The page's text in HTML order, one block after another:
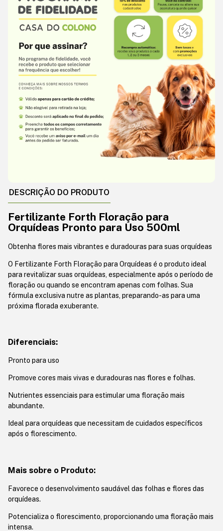
DESCRIÇÃO DO PRODUTO
Fertilizante Forth Floração para
Orquídeas Pronto para Uso 500ml
Obtenha flores mais vibrantes e duradouras para suas orquídeas
O Fertilizante Forth Floração para Orquídeas é o produto ideal
para revitalizar suas orquídeas, especialmente após o período de
floração ou quando se encontram apenas com folhas. Sua
fórmula exclusiva nutre as plantas, preparando-as para uma
próxima florada exuberante.
Diferenciais:
Pronto para uso
Promove cores mais vivas e duradouras nas flores e folhas.
Nutrientes essenciais para estimular uma floração mais
abundante.
Ideal para orquídeas que necessitam de cuidados específicos
após o florescimento.
Mais sobre o Produto:
Favorece o desenvolvimento saudável das folhas e flores das
orquídeas.
Potencializa o florescimento, proporcionando uma floração mais
intensa.